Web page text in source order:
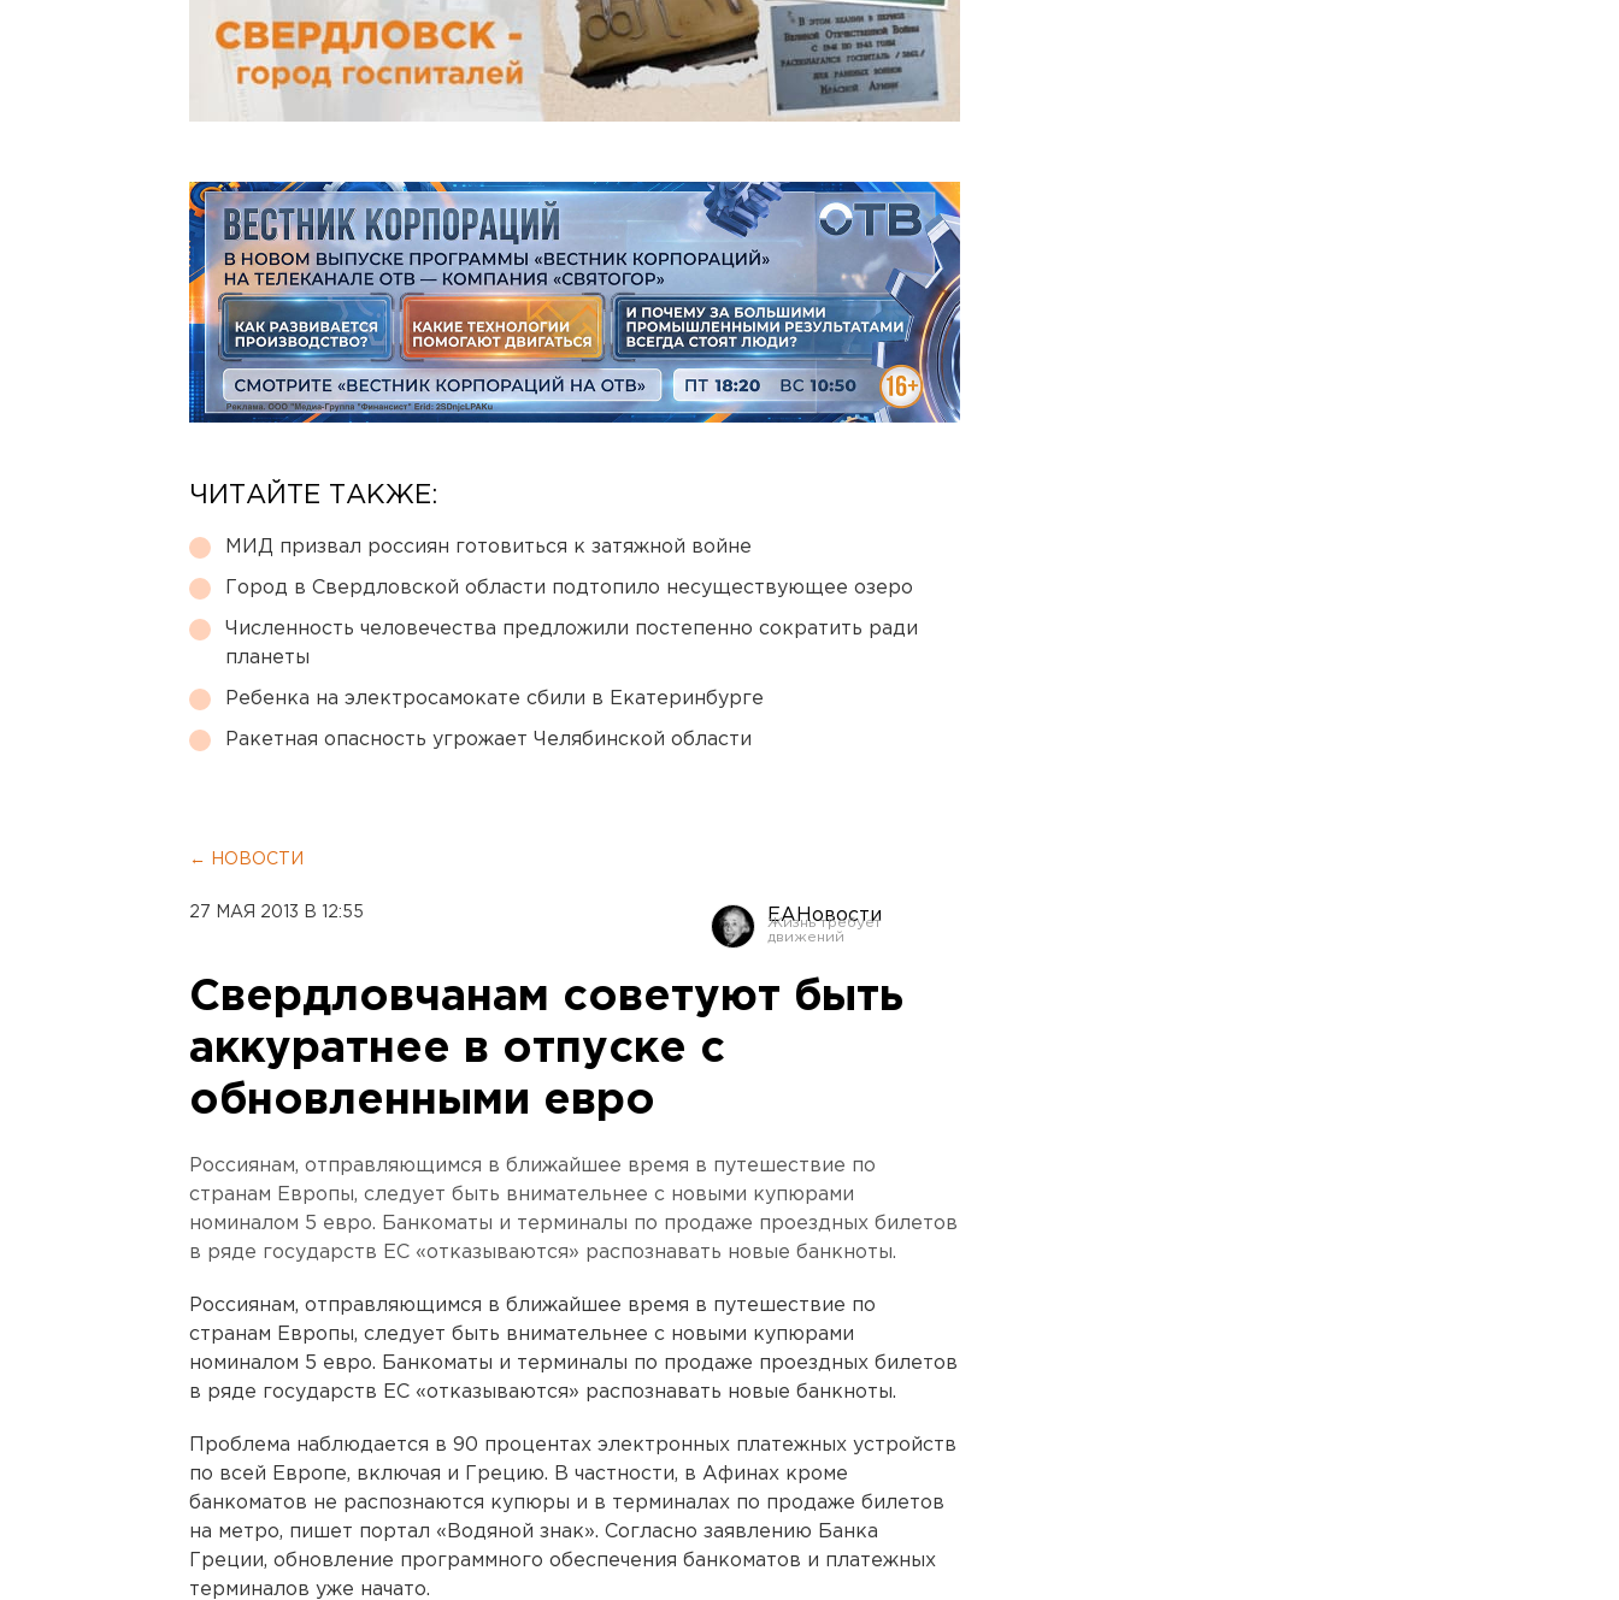
ЧИТАЙТЕ ТАКЖЕ:
МИД призвал россиян готовиться к затяжной войне
Город в Свердловской области подтопило несуществующее озеро
Численность человечества предложили постепенно сократить ради
планеты
Ребенка на электросамокате сбили в Екатеринбурге
Ракетная опасность угрожает Челябинской области
← НОВОСТИ
27 МАЯ 2013 В 12:55 ЕАНовости
Свердловчанам советуют быть
аккуратнее в отпуске с
обновленными евро
Россиянам, отправляющимся в ближайшее время в путешествие по
странам Европы, следует быть внимательнее с новыми купюрами
номиналом 5 евро. Банкоматы и терминалы по продаже проездных билетов
в ряде государств ЕС «отказываются» распознавать новые банкноты.
Россиянам, отправляющимся в ближайшее время в путешествие по
странам Европы, следует быть внимательнее с новыми купюрами
номиналом 5 евро. Банкоматы и терминалы по продаже проездных билетов
в ряде государств ЕС «отказываются» распознавать новые банкноты.
Проблема наблюдается в 90 процентах электронных платежных устройств
по всей Европе, включая и Грецию. В частности, в Афинах кроме
банкоматов не распознаются купюры и в терминалах по продаже билетов
на метро, пишет портал «Водяной знак». Согласно заявлению Банка
Греции, обновление программного обеспечения банкоматов и платежных
терминалов уже начато.